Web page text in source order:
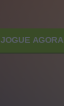
JOGUE AGORA